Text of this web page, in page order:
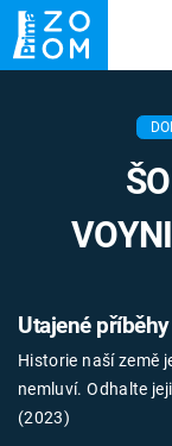
ZRÁDCI
Témata
Témata
Historie naší země
nemluví. Odhalte
(2023)
Utajené